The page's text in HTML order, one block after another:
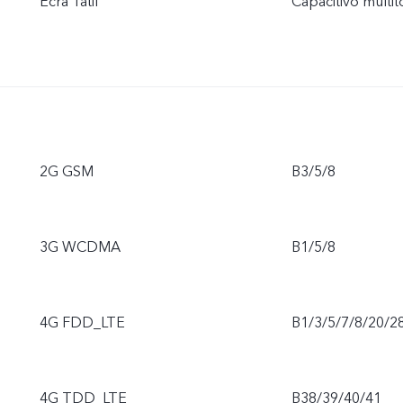
2G GSM B3/5/8
3G WCDMA B1/5/8
4G FDD_LTE B1/3/5/7/8/20/
4G TDD_LTE B38/39/40/41